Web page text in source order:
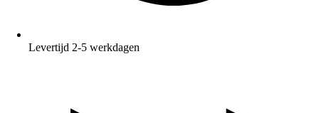
Levertijd 2-5 werkdagen